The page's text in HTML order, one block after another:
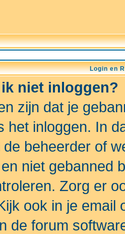
Login en
niet inloggen?
zijn dat je
het inloggen. In
beheerder of
niet gebanned
Zorg er
ook in je email
de forum